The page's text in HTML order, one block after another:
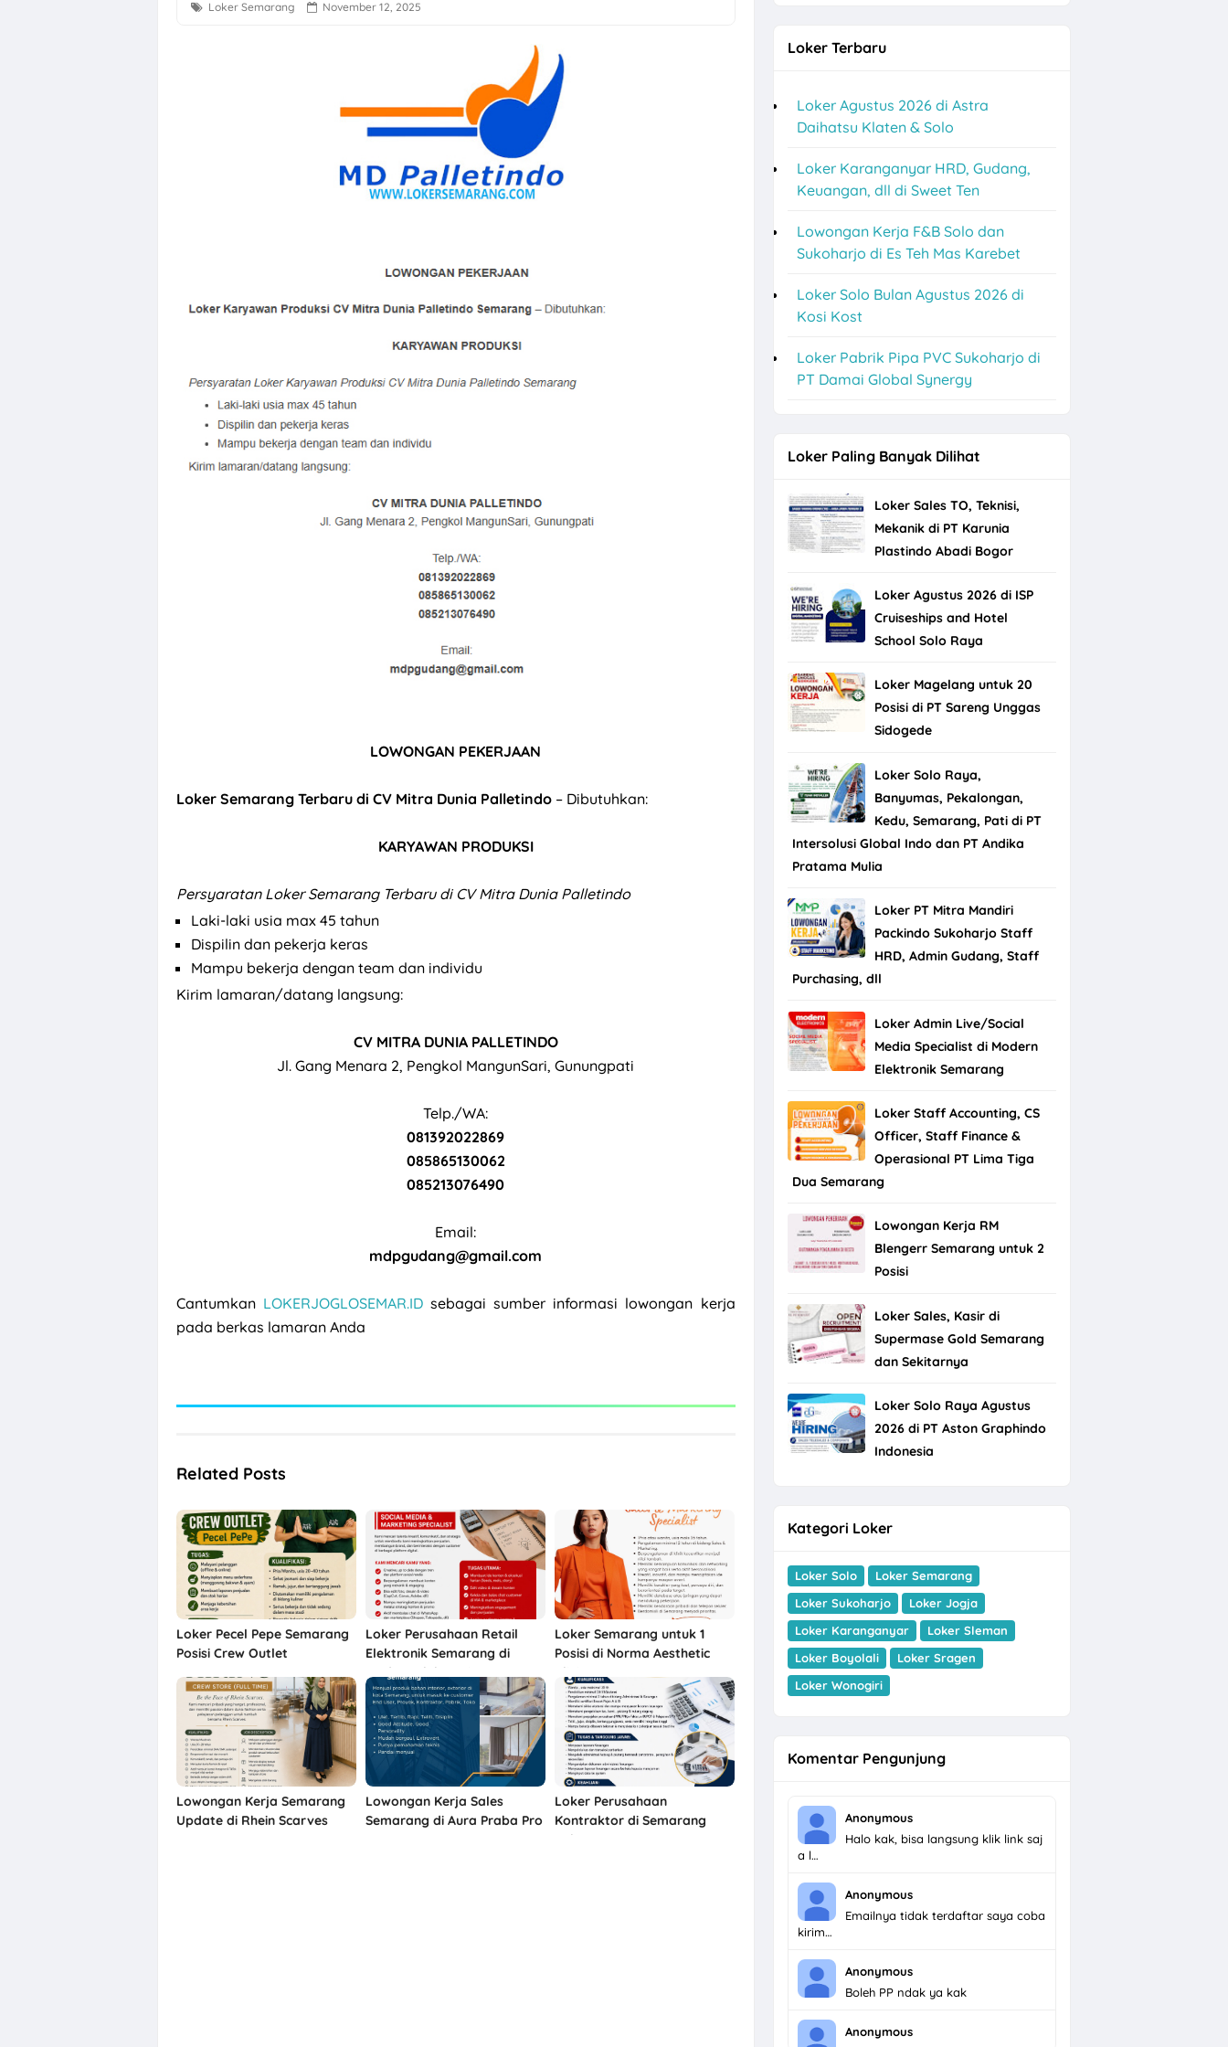
Lowongan Kerja F&B Solo di Bolo Bake untuk Lulusan SMA/SMK
Loker Jogja Arsitek Frontline di CV Mulia Arkonindo
Loker Solo Raya Finance Administrator, Bagian Umum, dll di PT Anugrah Vindo Abadi
Loker Pabrik Sukoharjo Terbaru di CV Bunga Bakung Plastik
Loker Marketing SPV, Sales Retention Officer, Sales Marketing Officer di PT Mega Finance Solo
Lowongan Kerja Sales Semarang di Aura Praba Pro
Loker Solo Sales Grandmax dan Sales Taking Order di PT Artaboga Cemerlang
Loker Perusahaan Kontraktor di Semarang Bulan Agustus 2026
Loker Staff Accounting, Operator Rafia, dll di PT Langgeng Nusantara Plastik Karanganyar
Loker Semarang November 12, 2025
LOWONGAN PEKERJAAN
Loker Semarang Terbaru di CV Mitra Dunia Palletindo – Dibutuhkan:
KARYAWAN PRODUKSI
Persyaratan Loker Semarang Terbaru di CV Mitra Dunia Palletindo
Laki-laki usia max 45 tahun
Dispilin dan pekerja keras
Mampu bekerja dengan team dan individu
Kirim lamaran/datang langsung:
CV MITRA DUNIA PALLETINDO
Jl. Gang Menara 2, Pengkol MangunSari, Gunungpati
Telp./WA:
081392022869
085865130062
085213076490
Email:
mdpgudang@gmail.com
Cantumkan LOKERJOGLOSEMAR.ID sebagai sumber informasi lowongan kerja
pada berkas lamaran Anda
Related Posts
Loker Pecel Pepe Semarang
Posisi Crew Outlet
Loker Perusahaan Retail
Elektronik Semarang di
Modern Elektronics
Loker Semarang untuk 1
Posisi di Norma Aesthetic
Clinic
Lowongan Kerja Semarang
Update di Rhein Scarves
Lowongan Kerja Sales
Semarang di Aura Praba Pro
Loker Perusahaan
Kontraktor di Semarang
Bulan Agustus 2026
Loker Terbaru
Loker Agustus 2026 di Astra
Daihatsu Klaten & Solo
Loker Karanganyar HRD, Gudang,
Keuangan, dll di Sweet Ten
Lowongan Kerja F&B Solo dan
Sukoharjo di Es Teh Mas Karebet
Loker Solo Bulan Agustus 2026 di
Kosi Kost
Loker Pabrik Pipa PVC Sukoharjo di
PT Damai Global Synergy
Loker Paling Banyak Dilihat
Loker Sales TO, Teknisi,
Mekanik di PT Karunia
Plastindo Abadi Bogor
Loker Agustus 2026 di ISP
Cruiseships and Hotel
School Solo Raya
Loker Magelang untuk 20
Posisi di PT Sareng Unggas
Sidogede
Loker Solo Raya,
Banyumas, Pekalongan,
Kedu, Semarang, Pati di PT
Intersolusi Global Indo dan PT Andika
Pratama Mulia
Loker PT Mitra Mandiri
Packindo Sukoharjo Staff
HRD, Admin Gudang, Staff
Purchasing, dll
Loker Admin Live/Social
Media Specialist di Modern
Elektronik Semarang
Loker Staff Accounting, CS
Officer, Staff Finance &
Operasional PT Lima Tiga
Dua Semarang
Lowongan Kerja RM
Blengerr Semarang untuk 2
Posisi
Loker Sales, Kasir di
Supermase Gold Semarang
dan Sekitarnya
Loker Solo Raya Agustus
2026 di PT Aston Graphindo
Indonesia
Kategori Loker
Loker Solo
Loker Semarang
Loker Sukoharjo
Loker Jogja
Loker Karanganyar
Loker Sleman
Loker Boyolali
Loker Sragen
Loker Wonogiri
Komentar Pengunjung
Anonymous
Halo kak, bisa langsung klik link saj
a l…
Anonymous
Emailnya tidak terdaftar saya coba
kirim…
Anonymous
Boleh PP ndak ya kak
Anonymous